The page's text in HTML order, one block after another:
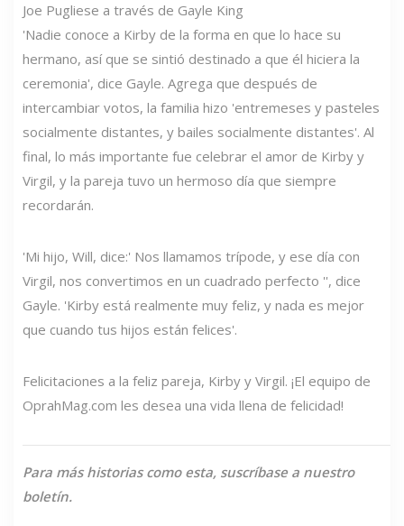
Joe Pugliese a través de Gayle King
'Nadie conoce a Kirby de la forma en que lo hace su
hermano, así que se sintió destinado a que él hiciera la
ceremonia', dice Gayle. Agrega que después de
intercambiar votos, la familia hizo 'entremeses y pasteles
socialmente distantes, y bailes socialmente distantes'. Al
final, lo más importante fue celebrar el amor de Kirby y
Virgil, y la pareja tuvo un hermoso día que siempre
recordarán.
'Mi hijo, Will, dice:' Nos llamamos trípode, y ese día con
Virgil, nos convertimos en un cuadrado perfecto '', dice
Gayle. 'Kirby está realmente muy feliz, y nada es mejor
que cuando tus hijos están felices'.
Felicitaciones a la feliz pareja, Kirby y Virgil. ¡El equipo de
OprahMag.com les desea una vida llena de felicidad!
Para más historias como esta, suscríbase a nuestro
boletín.